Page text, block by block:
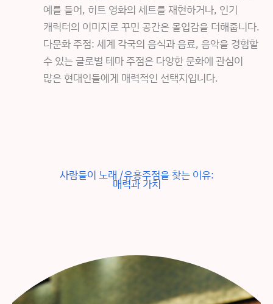
예를 들어, 히트 영화의 세트를 재현하거나, 인기
캐릭터의 이미지로 꾸민 공간은 몰입감을 더해줍니다.
다문화 주점: 세계 각국의 음식과 음료, 음악을 경험할
수 있는 글로벌 테마 주점은 다양한 문화에 관심이
많은 현대인들에게 매력적인 선택지입니다.
사람들이 노래 /유흥주점을 찾는 이유:
매력과 가치